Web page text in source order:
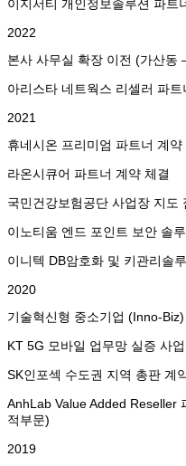
이지서티 개인정보솔루션 파트
2022
본사 사무실 확장 이전 (가산동
아리스타 네트웍스 리셀러 파트
2021
휴네시온 프리미엄 파트너 계약
라온시큐어 파트너 계약 체결
국민건강보험공단 사업장 지도
이노티움 엔드 포인트 보안 솔
이니텍 DB암호화 및 키관리솔
2020
기술혁신형 중소기업 (Inno-Biz)
KT 5G 모바일 업무망 실증 사
SK인포섹 수도권 지역 총판 계
AnhLab Value Added Reseller
적부문)
2019